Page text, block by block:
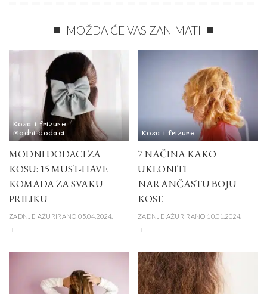
MOŽDA ĆE VAS ZANIMATI
Kosa i frizure
Modni dodaci
MODNI DODACI ZA
KOSU: 15 MUST-HAVE
KOMADA ZA SVAKU
PRILIKU
ZADNJE AŽURIRANO 05.04.2024.
Kosa i frizure
7 NAČINA KAKO
UKLONITI
NARANČASTU BOJU
KOSE
ZADNJE AŽURIRANO 10.01.2024.